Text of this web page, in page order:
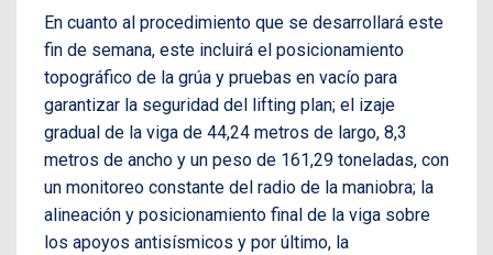
En cuanto al procedimiento que se desarrollará este
fin de semana, este incluirá el posicionamiento
topográfico de la grúa y pruebas en vacío para
garantizar la seguridad del lifting plan; el izaje
gradual de la viga de 44,24 metros de largo, 8,3
metros de ancho y un peso de 161,29 toneladas, con
un monitoreo constante del radio de la maniobra; la
alineación y posicionamiento final de la viga sobre
los apoyos antisísmicos y por último, la